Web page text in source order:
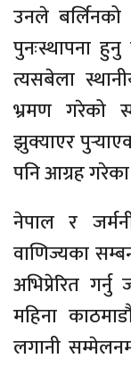
उनले बर्लिनको
पुनःस्थापना
त्यसबेला
भ्रमण गरेको
झुक्याएर
पनि आग्रह
नेपाल र
वाणिज्यका
अभिप्रेरित
महिना
लगानी